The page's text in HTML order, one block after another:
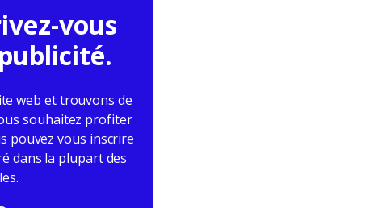
vous
web et trouvons de
souhaitez profiter
pouvez vous inscrire
dans la plupart des